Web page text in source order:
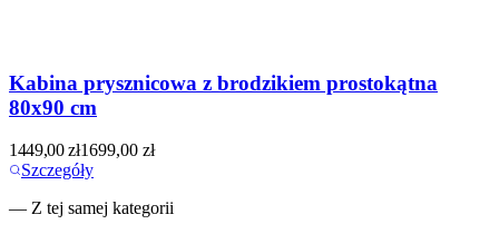
Kabina prysznicowa z brodzikiem prostokątna
80x90 cm
1449,00zł1699,00zł
Szczegóły
— Z tej samej kategorii